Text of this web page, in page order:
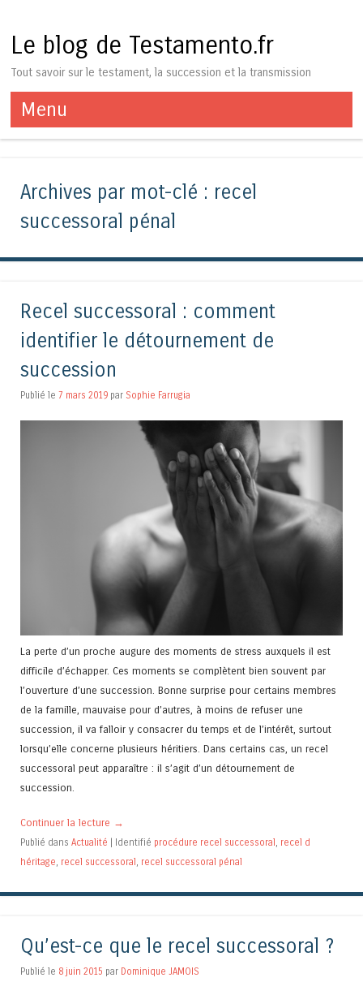
Le blog de Testamento.fr
Tout savoir sur le testament, la succession et la transmission
Menu
Aller au contenu
Archives par mot-clé : recel
successoral pénal
Recel successoral : comment
identifier le détournement de
succession
Publié le 7 mars 2019 par Sophie Farrugia
La perte d’un proche augure des moments de stress auxquels il est
difficile d’échapper. Ces moments se complètent bien souvent par
l’ouverture d’une succession. Bonne surprise pour certains membres
de la famille, mauvaise pour d’autres, à moins de refuser une
succession, il va falloir y consacrer du temps et de l’intérêt, surtout
lorsqu’elle concerne plusieurs héritiers. Dans certains cas, un recel
successoral peut apparaître : il s’agit d’un détournement de
succession.
Continuer la lecture →
Publié dans Actualité Identifié procédure recel successoral , recel d
héritage, recel successoral , recel successoral pénal
Qu’est-ce que le recel successoral ?
Publié le 8 juin 2015 par Dominique JAMOIS